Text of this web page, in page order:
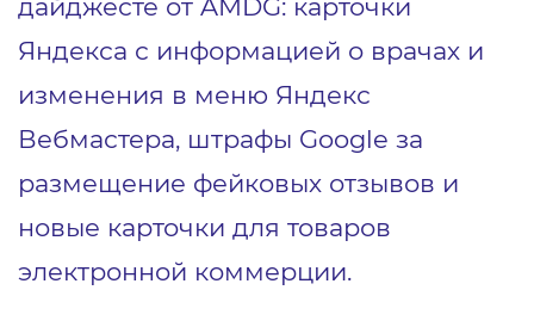
Яндекса с информацией о врачах и
изменения в меню Яндекс
Вебмастера, штрафы Google за
размещение фейковых отзывов и
новые карточки для товаров
электронной коммерции.